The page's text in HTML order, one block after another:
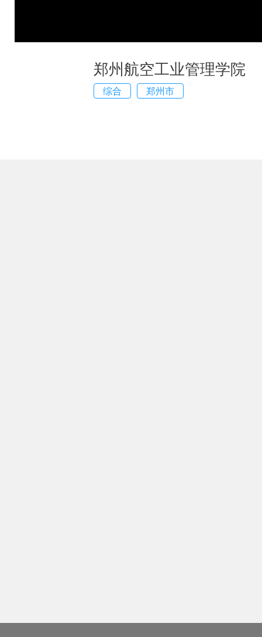
郑州航空工业管理学院
综合 郑州市